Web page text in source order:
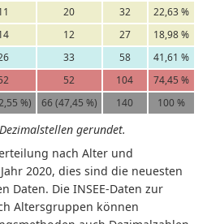
20 32
22,63 %
12 27
18,98 %
33 58
41,61 %
52 104
74,45 %
%) 66 (47,45 %) 140 100 %
gerundet.
nach Alter und
2020, dies sind die neuesten
Daten. Die INSEE-Daten zur
Altersgruppen können